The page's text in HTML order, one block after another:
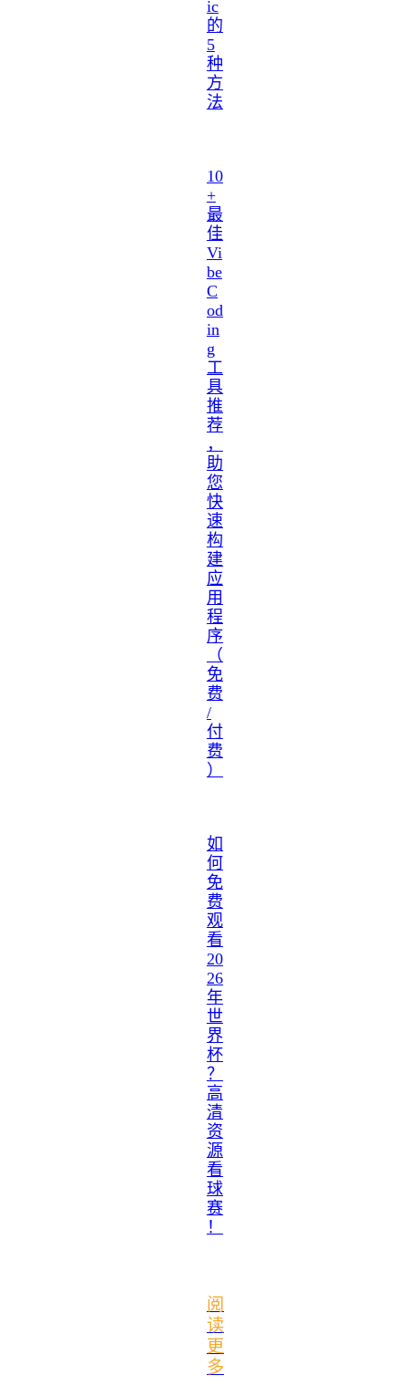
ic
的
5
种
方
法
10
+
最
佳
Vi
be
C
od
in
g
工
具
推
荐
，
助
您
快
速
构
建
应
用
程
序
（
免
费
/
付
费
）
如
何
免
费
观
看
20
26
年
世
界
杯
？
高
清
资
源
看
球
赛
！
阅
读
更
多